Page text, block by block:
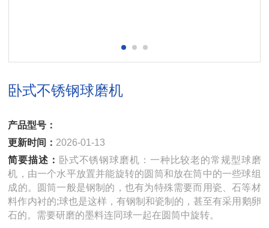
卧式不锈钢球磨机
产品型号：
更新时间： 2026-01-13
简要描述： 卧式不锈钢球磨机：一种比较老的常规型球磨
机，由一个水平放置并能旋转的圆筒和放在筒中的一些球组
成的。圆筒一般是钢制的，也有为特殊需要而用瓷、石等材
料作内衬的;球也是这样，有钢制和瓷制的，甚至有采用鹅卵
石的。需要研磨的墨料连同球一起在圆筒中旋转。